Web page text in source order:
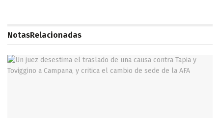
NotasRelacionadas